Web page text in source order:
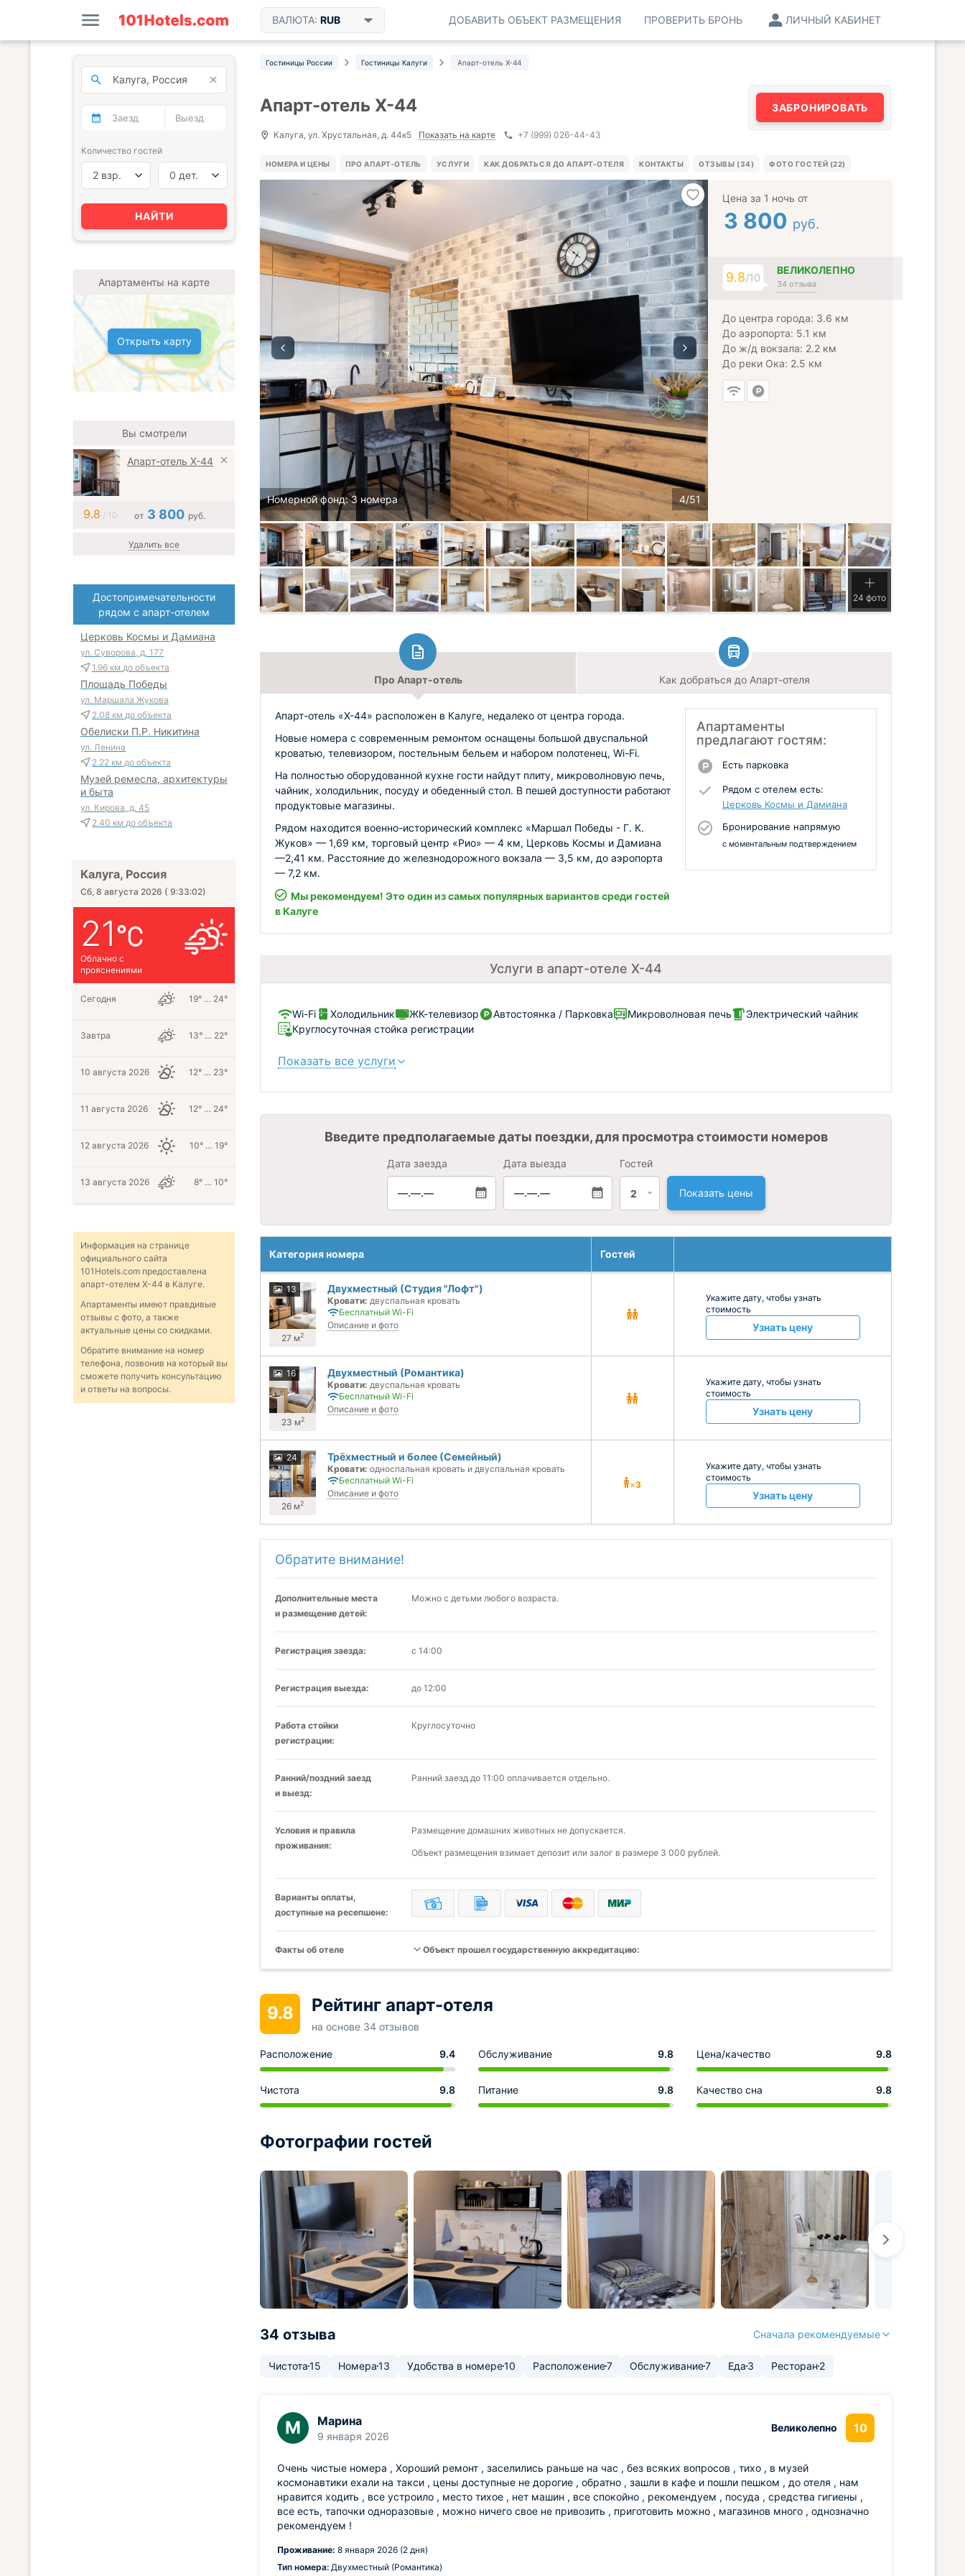
ВАЛЮТА: RUB ЛИЧНЫЙ КАБИНЕТ
ПРОВЕРИТЬ БРОНЬ
ДОБАВИТЬ ОБЪЕКТ РАЗМЕЩЕНИЯ
Гостиницы России Гостиницы Калуги Апарт-отель X-44
Апарт-отель X-44
Калуга, ул. Хрустальная, д. 44к5 Показать на карте +7 (999) 026-44-43
ЗАБРОНИРОВАТЬ
НОМЕРА И ЦЕНЫ ПРО АПАРТ-ОТЕЛЬ УСЛУГИ КАК ДОБРАТЬСЯ ДО АПАРТ-ОТЕЛЯ КОНТАКТЫ ОТЗЫВЫ (34) ФОТО ГОСТЕЙ (22)
Номерной фонд: 3 номера
Цена за 1 ночь от
3 800 руб.
9.8/10
ВЕЛИКОЛЕПНО
34 отзыва
До центра города: 3.6 км
До аэропорта: 5.1 км
До ж/д вокзала: 2.2 км
До реки Ока: 2.5 км
24 фото
Про Апарт-отель Как добраться до Апарт-отеля
Апартаменты
предлагают гостям:
Есть парковка
Рядом с отелем есть:
Церковь Космы и Дамиана
Бронирование напрямую
с моментальным подтверждением
Апарт-отель «X-44» расположен в Калуге, недалеко от центра города.
Новые номера с современным ремонтом оснащены большой двуспальной
кроватью, телевизором, постельным бельем и набором полотенец, Wi-Fi.
На полностью оборудованной кухне гости найдут плиту, микроволновую печь,
чайник, холодильник, посуду и обеденный стол. В пешей доступности работают
продуктовые магазины.
Рядом находится военно-исторический комплекс «Маршал Победы - Г. К.
Жуков» — 1,69 км, торговый центр «Рио» — 4 км, Церковь Космы и Дамиана
—2,41 км. Расстояние до железнодорожного вокзала — 3,5 км, до аэропорта
— 7,2 км.
Мы рекомендуем! Это один из самых популярных вариантов среди гостей
в Калуге
Услуги в апарт-отеле X-44
Wi-Fi Холодильник ЖК-телевизор Автостоянка / Парковка Микроволновая печь
Электрический чайник
Круглосуточная стойка регистрации
Показать все услуги
Введите предполагаемые даты поездки, для просмотра стоимости номеров
Дата заезда
—.—.—
Дата выезда
—.—.—
Гостей
2 Показать цены
Категория номера Гостей
13
27 м2
Двухместный (Студия "Лофт")
Кровати: двуспальная кровать
Бесплатный Wi-Fi
Описание и фото
Укажите дату, чтобы узнать
стоимость
Узнать цену
16
23 м2
Двухместный (Романтика)
Кровати: двуспальная кровать
Бесплатный Wi-Fi
Описание и фото
Укажите дату, чтобы узнать
стоимость
Узнать цену
24
26 м2
Трёхместный и более (Семейный)
Кровати: односпальная кровать и двуспальная кровать
Бесплатный Wi-Fi
Описание и фото
×3
Укажите дату, чтобы узнать
стоимость
Узнать цену
Обратите внимание!
Дополнительные места
и размещение детей:
Можно с детьми любого возраста.
Регистрация заезда: с 14:00
Регистрация выезда: до 12:00
Работа стойки
регистрации:
Круглосуточно
Ранний/поздний заезд
и выезд:
Ранний заезд до 11:00 оплачивается отдельно.
Условия и правила
проживания:
Размещение домашних животных не допускается.
Объект размещения взимает депозит или залог в размере 3 000 рублей.
Варианты оплаты,
доступные на ресепшене:
Факты об отеле Объект прошел государственную аккредитацию:
9.8 Рейтинг апарт-отеля
на основе 34 отзывов
Расположение 9.4 Обслуживание 9.8 Цена/качество 9.8
Чистота 9.8 Питание 9.8 Качество сна 9.8
Фотографии гостей
34 отзыва Сначала рекомендуемые
Чистота15 Номера13 Удобства в номере10 Расположение7 Обслуживание7 Еда 3 Ресторан 2
М Марина
9 января 2026
Великолепно 10
Очень чистые номера , Хороший ремонт , заселились раньше на час , без всяких вопросов , тихо , в музей
космонавтики ехали на такси , цены доступные не дорогие , обратно , зашли в кафе и пошли пешком , до отеля , нам
нравится ходить , все устроило , место тихое , нет машин , все спокойно , рекомендуем , посуда , средства гигиены ,
все есть, тапочки одноразовые , можно ничего свое не привозить , приготовить можно , магазинов много , однозначно
рекомендуем !
Проживание: 8 января 2026 (2 дня)
Тип номера: Двухместный (Романтика)
Количество гостей
2 взр. 0 дет.
НАЙТИ
Апартаменты на карте
Открыть карту
Вы смотрели
Апарт-отель X-44
9.8 / 10 от 3 800 руб.
Удалить все
Достопримечательности
рядом с апарт-отелем
Церковь Космы и Дамиана
ул. Суворова, д. 177
1.96 км до объекта
Площадь Победы
ул. Маршала Жукова
2.08 км до объекта
Обелиски П.Р. Никитина
ул. Ленина
2.22 км до объекта
Музей ремесла, архитектуры
и быта
ул. Кирова, д. 45
2.40 км до объекта
Калуга, Россия
Сб, 8 августа 2026 ( 9:33:04)
21
Облачно с
прояснениями
Сегодня 19° … 24°
Завтра 13° … 22°
10 августа 2026 12° … 23°
11 августа 2026 12° … 24°
12 августа 2026 10° … 19°
13 августа 2026 8° … 10°
Информация на странице
официального сайта
101Hotels.com предоставлена
апарт-отелем X-44 в Калуге.
Апартаменты имеют правдивые
отзывы с фото, а также
актуальные цены со скидками.
Обратите внимание на номер
телефона, позвонив на который вы
сможете получить консультацию
и ответы на вопросы.